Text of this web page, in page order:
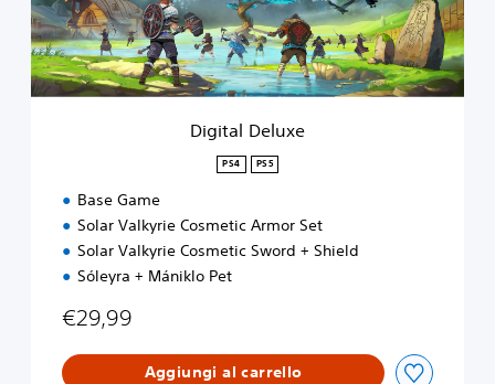
D
e
l
u
x
Digital Deluxe
PS4 PS5
Base Game
Solar Valkyrie Cosmetic Armor Set
Solar Valkyrie Cosmetic Sword + Shield
Sóleyra + Mániklo Pet
€29,99
Aggiungi al carrello